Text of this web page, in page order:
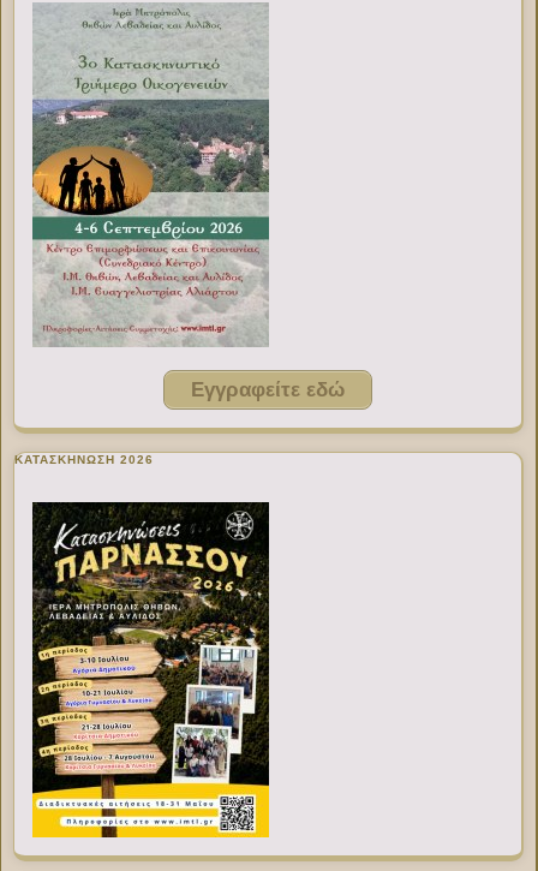
Εγγραφείτε εδώ
ΚΑΤΑΣΚΗΝΩΣΗ 2026